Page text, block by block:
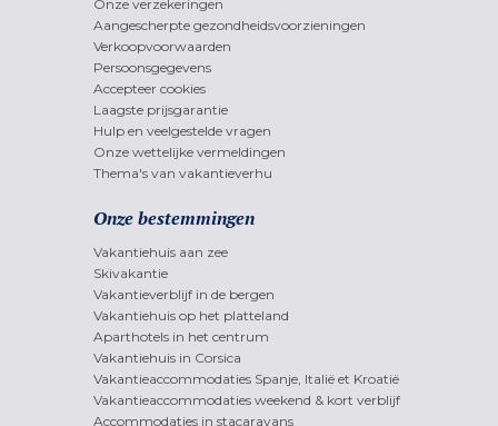
Onze verzekeringen
Aangescherpte gezondheidsvoorzieningen
Verkoopvoorwaarden
Persoonsgegevens
Accepteer cookies
Laagste prijsgarantie
Hulp en veelgestelde vragen
Onze wettelijke vermeldingen
Thema's van vakantieverhu
Onze bestemmingen
Vakantiehuis aan zee
Skivakantie
Vakantieverblijf in de bergen
Vakantiehuis op het platteland
Aparthotels in het centrum
Vakantiehuis in Corsica
Vakantieaccommodaties Spanje, Italië et Kroatië
Vakantieaccommodaties weekend & kort verblijf
Accommodaties in stacaravans